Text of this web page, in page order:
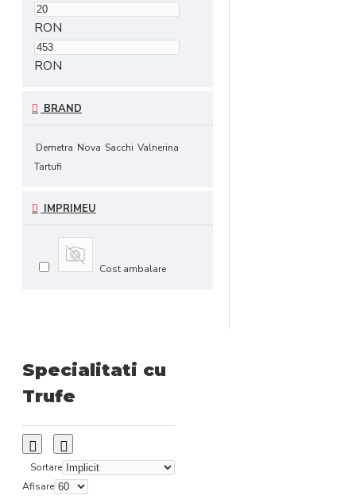
RON
RON
BRAND
Demetra Nova Sacchi Valnerina
Tartufi
IMPRIMEU
Cost ambalare
Specialitati cu
Trufe
Sortare
Afisare